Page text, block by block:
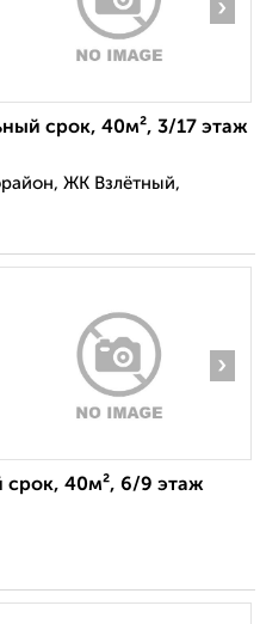
›
срок, 40м², 3/17 этаж
ЖК Взлётный,
›
срок, 40м², 6/9 этаж